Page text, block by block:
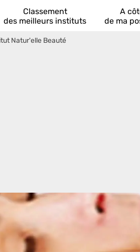
Classement
des meilleurs instituts
A
de ma
Natur'elle Beauté